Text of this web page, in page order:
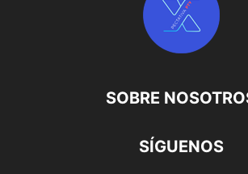
SOBRE
SÍGUENOS